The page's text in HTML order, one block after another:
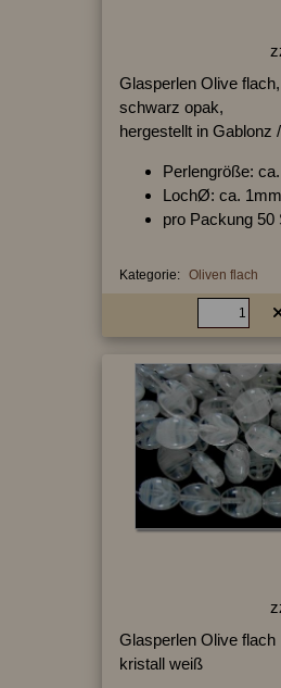
Glasperlen Olive flach,
schwarz opak,
hergestellt in Gablonz
Perlengröße:
LochØ: ca. 1mm
pro Packung 50
Kategorie: Oliven flach
Glasperlen Olive flach
kristall weiß